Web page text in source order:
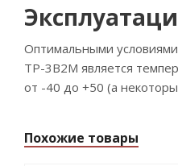
Оптимальными
ТР-3В2М является
от -40 до +50 (а
Похожие товары